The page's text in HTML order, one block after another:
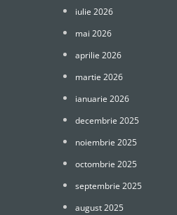
iulie 2026
mai 2026
aprilie 2026
martie 2026
ianuarie 2026
decembrie 2025
noiembrie 2025
octombrie 2025
septembrie 2025
august 2025